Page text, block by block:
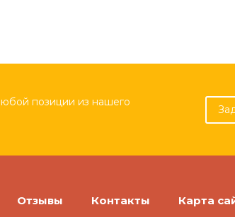
позиции из нашего
Отзывы Контакты Карта